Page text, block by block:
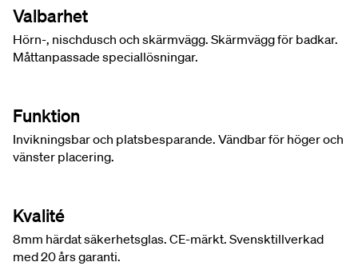
Valbarhet
Hörn-, nischdusch och skärmvägg. Skärmvägg för badkar.
Måttanpassade speciallösningar.
Funktion
Invikningsbar och platsbesparande. Vändbar för höger och
vänster placering.
Kvalité
8mm härdat säkerhetsglas. CE-märkt. Svensktillverkad
med 20 års garanti.